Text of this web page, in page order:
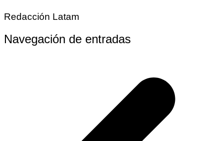
Redacción Latam
Navegación de entradas